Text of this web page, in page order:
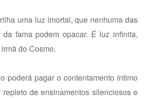
uma luz imortal, que nenhuma das
fama podem opacar. É luz infinita,
do Cosmo.
poderá pagar o contentamento íntimo
de ensinamentos silenciosos e